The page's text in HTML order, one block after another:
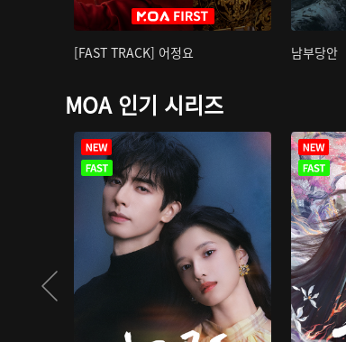
[FAST TRACK] 어정요 남부당안
MOA 인기 시리즈